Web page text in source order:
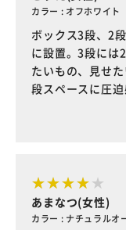
カラー : オフホワイ
ボックス3段、2
に設置。3段には
たいもの、見せ
段スペースに圧迫
あまなつ(女性)
カラー : ナチュラルオ